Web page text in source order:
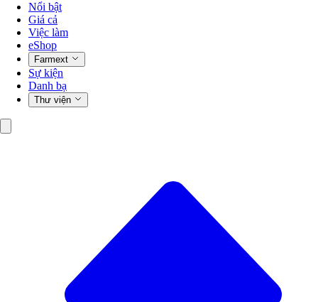
Nổi bật
Giá cả
Việc làm
eShop
Farmext
Sự kiện
Danh bạ
Thư viện